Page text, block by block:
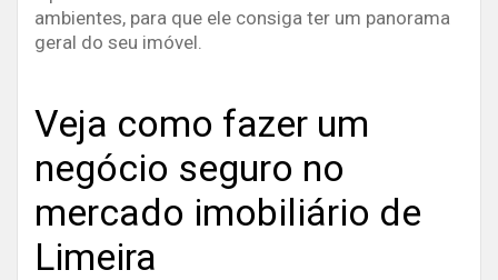
ambientes, para que ele consiga ter um panorama
geral do seu imóvel.
Veja como fazer um
negócio seguro no
mercado imobiliário de
Limeira